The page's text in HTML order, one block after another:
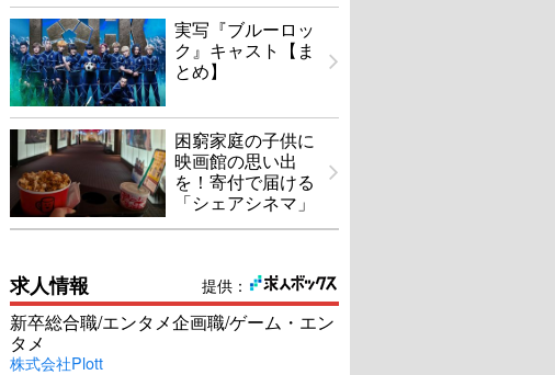
実写『ブルーロッ
ク』キャスト【ま
とめ】
困窮家庭の子供に
映画館の思い出
を！寄付で届ける
「シェアシネマ」
提供：
求人情報
新卒総合職/エンタメ企画職/ゲーム・エン
タメ
株式会社Plott